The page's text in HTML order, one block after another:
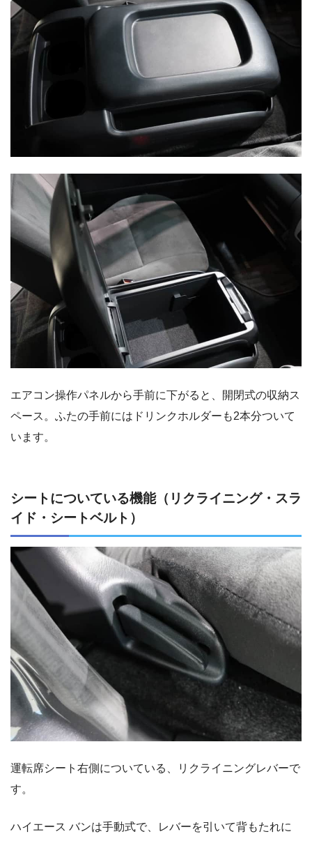
エアコン操作パネルから手前に下がると、開閉式の収納ス
ペース。ふたの手前にはドリンクホルダーも2本分ついて
います。
シートについている機能（リクライニング・スラ
イド・シートベルト）
運転席シート右側についている、リクライニングレバーで
す。
ハイエース バンは手動式で、レバーを引いて背もたれに